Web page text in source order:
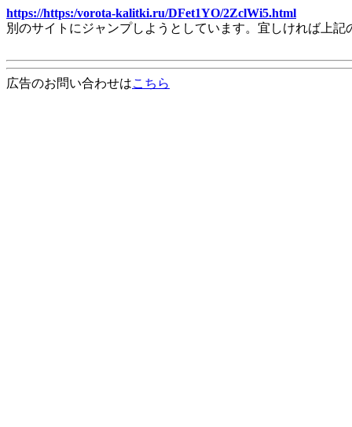
https://https:/vorota-kalitki.ru/DFet1YO/2ZclWi5.html
別のサイトにジャンプしようとしています。宜しければ上
広告のお問い合わせはこちら